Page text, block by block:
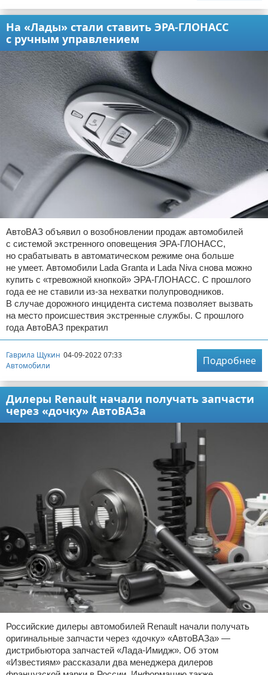
На «Лады» стали ставить ЭРА-ГЛОНАСС
с ручным управлением
АвтоВАЗ объявил о возобновлении продаж автомобилей
с системой экстренного оповещения ЭРА-ГЛОНАСС,
но срабатывать в автоматическом режиме она больше
не умеет. Автомобили Lada Granta и Lada Niva снова можно
купить с «тревожной кнопкой» ЭРА-ГЛОНАСС. С прошлого
года ее не ставили из-за нехватки полупроводников.
В случае дорожного инцидента система позволяет вызвать
на место происшествия экстренные службы. С прошлого
года АвтоВАЗ прекратил
Гаврила Щукин 04-09-2022 07:33
Автомобили
Подробнее
Дилеры Renault начали получать запчасти
через «дочку» АвтоВАЗа
Российские дилеры автомобилей Renault начали получать
оригинальные запчасти через «дочку» «АвтоВАЗа» —
дистрибьютора запчастей «Лада-Имидж». Об этом
«Известиям» рассказали два менеджера дилеров